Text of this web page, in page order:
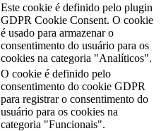
Este cookie é definido pelo plugin
GDPR Cookie Consent. O cookie
é usado para armazenar o
consentimento do usuário para os
cookies na categoria "Analíticos".
O cookie é definido pelo
consentimento do cookie GDPR
para registrar o consentimento do
usuário para os cookies na
categoria "Funcionais".